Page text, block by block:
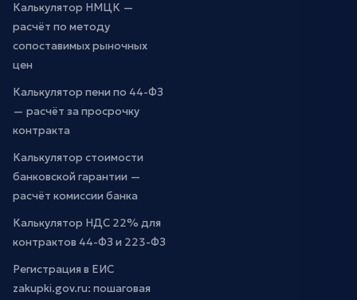
Калькулятор НМЦК —
расчёт по методу
сопоставимых рыночных
цен
Калькулятор пени по 44-ФЗ
— расчёт за просрочку
контракта
Калькулятор стоимости
банковской гарантии —
расчёт комиссии банка
Калькулятор НДС 22% для
контрактов 44-ФЗ и 223-ФЗ
Регистрация в ЕИС
zakupki.gov.ru: пошаговая